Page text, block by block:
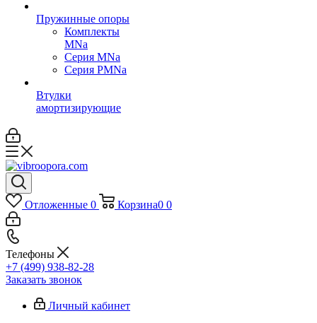
Пружинные опоры
Комплекты
MNa
Серия MNa
Серия PMNa
Втулки
амортизирующие
Отложенные 0 Корзина0 0
Телефоны
+7 (499) 938-82-28
Заказать звонок
Личный кабинет